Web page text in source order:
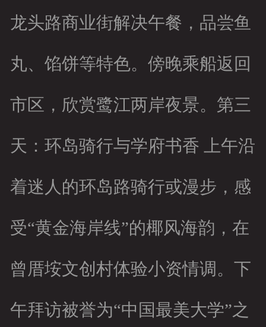
龙头路商业街解决午餐，品尝鱼
丸、馅饼等特色。傍晚乘船返回
市区，欣赏鹭江两岸夜景。第三
天：环岛骑行与学府书香 上午沿
着迷人的环岛路骑行或漫步，感
受“黄金海岸线”的椰风海韵，在
曾厝垵文创村体验小资情调。下
午拜访被誉为“中国最美大学”之